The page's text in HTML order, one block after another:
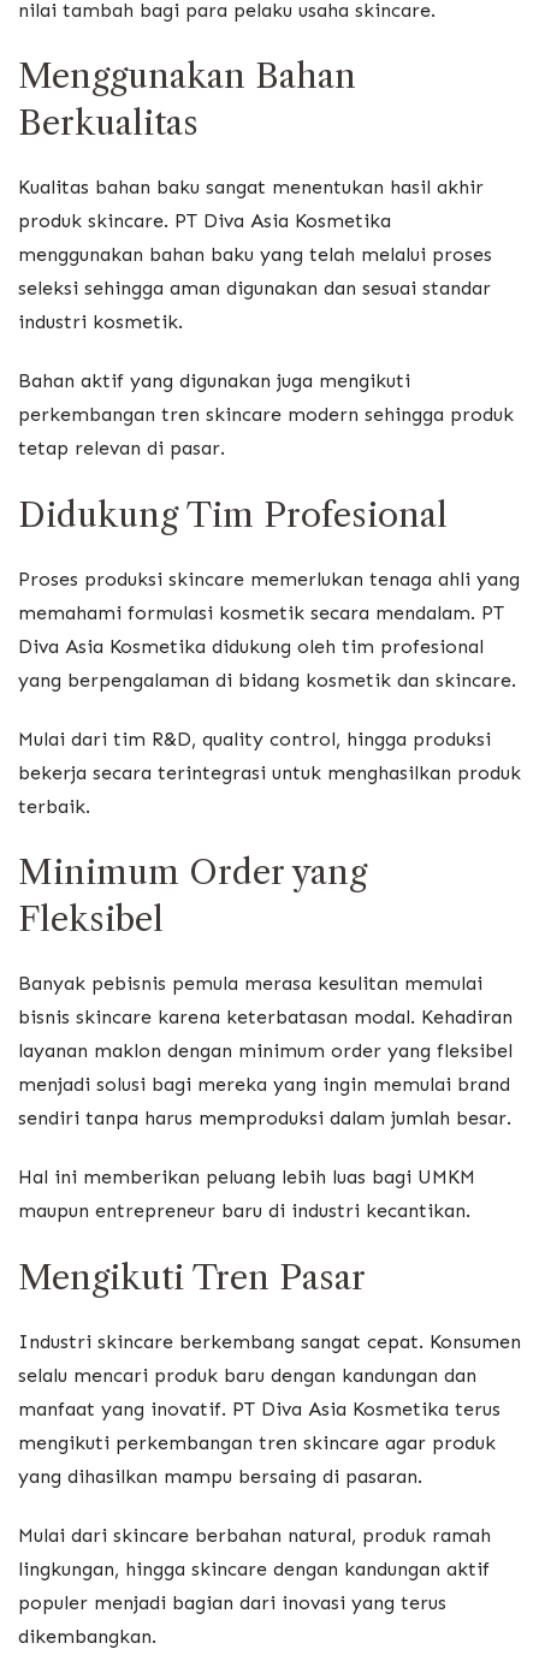
nilai tambah bagi para pelaku usaha skincare.
Menggunakan Bahan
Berkualitas
Kualitas bahan baku sangat menentukan hasil akhir
produk skincare. PT Diva Asia Kosmetika
menggunakan bahan baku yang telah melalui proses
seleksi sehingga aman digunakan dan sesuai standar
industri kosmetik.
Bahan aktif yang digunakan juga mengikuti
perkembangan tren skincare modern sehingga produk
tetap relevan di pasar.
Didukung Tim Profesional
Proses produksi skincare memerlukan tenaga ahli yang
memahami formulasi kosmetik secara mendalam. PT
Diva Asia Kosmetika didukung oleh tim profesional
yang berpengalaman di bidang kosmetik dan skincare.
Mulai dari tim R&D, quality control, hingga produksi
bekerja secara terintegrasi untuk menghasilkan produk
terbaik.
Minimum Order yang
Fleksibel
Banyak pebisnis pemula merasa kesulitan memulai
bisnis skincare karena keterbatasan modal. Kehadiran
layanan maklon dengan minimum order yang fleksibel
menjadi solusi bagi mereka yang ingin memulai brand
sendiri tanpa harus memproduksi dalam jumlah besar.
Hal ini memberikan peluang lebih luas bagi UMKM
maupun entrepreneur baru di industri kecantikan.
Mengikuti Tren Pasar
Industri skincare berkembang sangat cepat. Konsumen
selalu mencari produk baru dengan kandungan dan
manfaat yang inovatif. PT Diva Asia Kosmetika terus
mengikuti perkembangan tren skincare agar produk
yang dihasilkan mampu bersaing di pasaran.
Mulai dari skincare berbahan natural, produk ramah
lingkungan, hingga skincare dengan kandungan aktif
populer menjadi bagian dari inovasi yang terus
dikembangkan.